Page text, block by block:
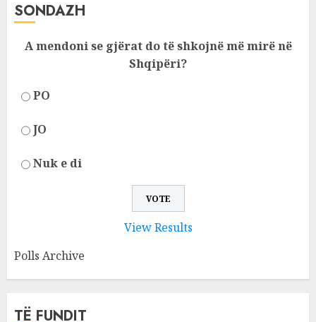
SONDAZH
A mendoni se gjërat do të shkojnë më mirë në
Shqipëri?
PO
JO
Nuk e di
View Results
Polls Archive
TË FUNDIT